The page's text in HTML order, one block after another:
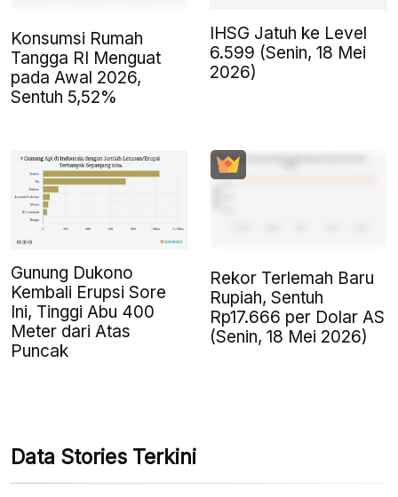
Konsumsi Rumah
Tangga RI Menguat
pada Awal 2026,
Sentuh 5,52%
IHSG Jatuh ke Level
6.599 (Senin, 18 Mei
2026)
Gunung Dukono
Kembali Erupsi Sore
Ini, Tinggi Abu 400
Meter dari Atas
Puncak
Rekor Terlemah Baru
Rupiah, Sentuh
Rp17.666 per Dolar AS
(Senin, 18 Mei 2026)
Data Stories Terkini